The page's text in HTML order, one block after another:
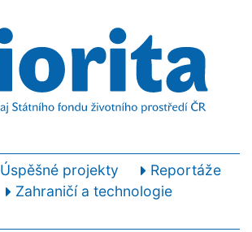
Úspěšné projekty
Reportáže
Zahraničí a technologie